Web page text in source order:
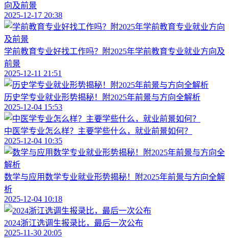
向及前景
2025-12-17 20:38
学前教育专业好找工作吗？附2025年学前教育专业就业方向及
前景
2025-12-11 21:51
历史学专业就业形势揭秘！附2025年前景与方向全解析
2025-12-04 15:53
中医学专业怎么样？主要学些什么，就业前景如何？
2025-12-04 10:35
数学与应用数学专业就业形势揭秘！附2025年前景与方向全解
析
2025-12-04 10:18
2024浙江选调生报录比，最后一次公布
2025-11-30 20:05